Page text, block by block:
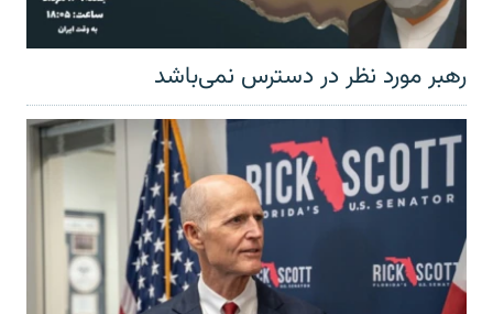
رهبر مورد نظر در دسترس نمی‌باشد